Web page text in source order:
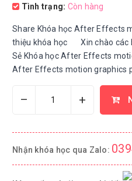
Tình trạng: Còn hàng
Share Khóa học After Effects
thiệu khóa học Xin chào các
Sẻ Khóa học After Effects
After Effects motion graphics
– +
Nhận khóa học qua Zalo: